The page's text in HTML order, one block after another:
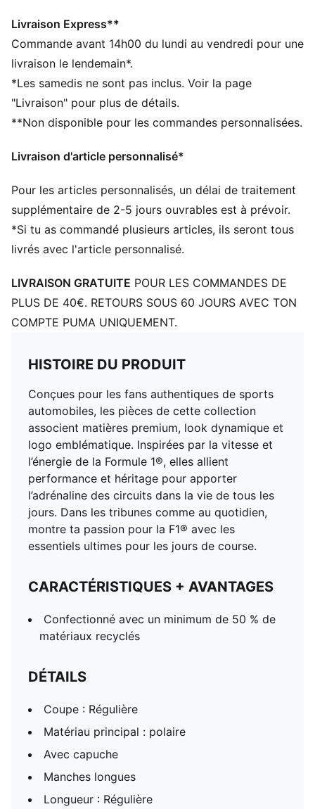
CARACTÉRISTIQUES + AVANTAGES
Confectionné avec un minimum de 50 % de matériaux
recyclés
Coupe : Régulière
Matériau principal : polaire
Avec capuche
Longueur : Régulière
Branding F1® et PUMA
Livraison Express**
Commande avant 14h00 du lundi au vendredi pour une
livraison le lendemain*.
*Les samedis ne sont pas inclus. Voir la page
"Livraison" pour plus de détails.
**Non disponible pour les commandes personnalisées.
Livraison d'article personnalisé*
Pour les articles personnalisés, un délai de traitement
supplémentaire de 2-5 jours ouvrables est à prévoir.
*Si tu as commandé plusieurs articles, ils seront tous
livrés avec l'article personnalisé.
LIVRAISON GRATUITE POUR LES COMMANDES DE
PLUS DE 40€. RETOURS SOUS 60 JOURS AVEC TON
COMPTE PUMA UNIQUEMENT.
HISTOIRE DU PRODUIT
Conçues pour les fans authentiques de sports
automobiles, les pièces de cette collection
associent matières premium, look dynamique et
logo emblématique. Inspirées par la vitesse et
l’énergie de la Formule 1®, elles allient
performance et héritage pour apporter
l’adrénaline des circuits dans la vie de tous les
jours. Dans les tribunes comme au quotidien,
montre ta passion pour la F1® avec les
essentiels ultimes pour les jours de course.
CARACTÉRISTIQUES + AVANTAGES
Confectionné avec un minimum de 50 % de
matériaux recyclés
DÉTAILS
Coupe : Régulière
Matériau principal : polaire
Avec capuche
Manches longues
Longueur : Régulière